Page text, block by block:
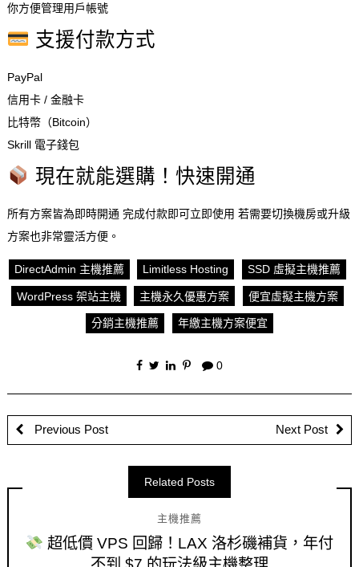
你方便管理用戶帳號
支援付款方式
PayPal
信用卡 / 金融卡
比特幣（Bitcoin）
Skrill 電子錢包
現在就能選購！快速開通
所有方案皆為即時開通 完成付款即可立即使用 若需要切換機房或升級
方案也非常靈活方便。
DirectAdmin 主機推薦 Limitless Hosting SSD 虛擬主機推薦
WordPress 架站主機 主機永久優惠方案 便宜虛擬主機方案
分銷主機推薦 年繳主機方案便宜
0
Previous Post Next Post
Related Posts
主機推薦
超低價 VPS 回歸！LAX 洛杉磯補貨，年付